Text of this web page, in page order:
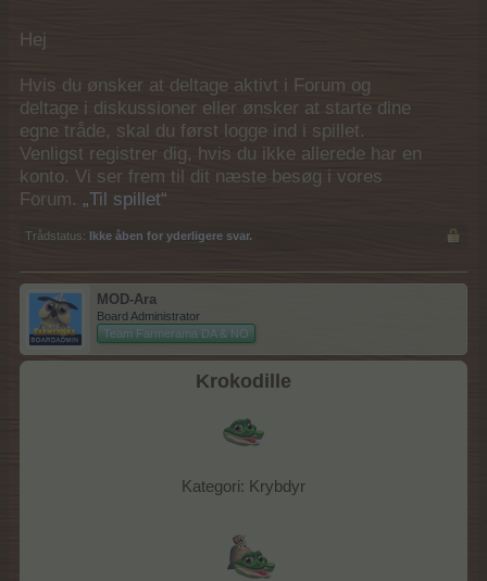
Hej
Hvis du ønsker at deltage aktivt i Forum og
deltage i diskussioner eller ønsker at starte dine
egne tråde, skal du først logge ind i spillet.
Venligst registrer dig, hvis du ikke allerede har en
konto. Vi ser frem til dit næste besøg i vores
Forum. „Til spillet“
Trådstatus: Ikke åben for yderligere svar.
MOD-Ara
Board Administrator
Team Farmerama DA & NO
Krokodille
Kategori: Krybdyr